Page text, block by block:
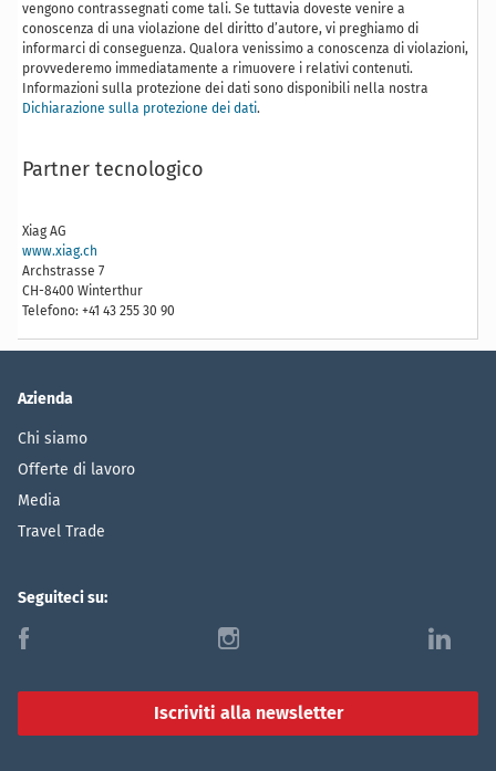
vengono contrassegnati come tali. Se tuttavia doveste venire a
conoscenza di una violazione del diritto d’autore, vi preghiamo di
informarci di conseguenza. Qualora venissimo a conoscenza di violazioni,
provvederemo immediatamente a rimuovere i relativi contenuti.
Informazioni sulla protezione dei dati sono disponibili nella nostra
Dichiarazione sulla protezione dei dati.
Partner tecnologico
Xiag AG
www.xiag.ch
Archstrasse 7
CH-8400 Winterthur
Telefono: +41 43 255 30 90
Azienda
Chi siamo
Offerte di lavoro
Media
Travel Trade
Seguiteci su:
f i l
Iscriviti alla newsletter